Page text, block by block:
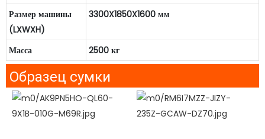
Размер машины
(LXWXH)
3300X1850X1600 мм
Масса 2500 кг
Образец сумки